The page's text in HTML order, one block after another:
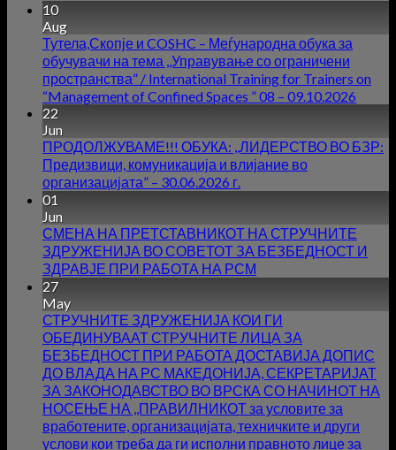
10
Aug
Тутела,Скопје и COSHC – Меѓународна обука за
обучувачи на тема ,,Управување со ограничени
пространства” / International Training for Trainers on
“Management of Confined Spaces ” 08 – 09.10.2026
22
Jun
ПРОДОЛЖУВАМЕ!!! ОБУКА: ,,ЛИДЕРСТВО ВО БЗР:
Предизвици, комуникација и влијание во
организацијата” – 30.06.2026 г.
01
Jun
СМЕНА НА ПРЕТСТАВНИКОТ НА СТРУЧНИТЕ
ЗДРУЖЕНИЈА ВО СОВЕТОТ ЗА БЕЗБЕДНОСТ И
ЗДРАВЈЕ ПРИ РАБОТА НА РСМ
27
May
СТРУЧНИТЕ ЗДРУЖЕНИЈА КОИ ГИ
ОБЕДИНУВААТ СТРУЧНИТЕ ЛИЦА ЗА
БЕЗБЕДНОСТ ПРИ РАБОТА ДОСТАВИЈА ДОПИС
ДО ВЛАДА НА РС МАКЕДОНИЈА, СЕКРЕТАРИЈАТ
ЗА ЗАКОНОДАВСТВО ВО ВРСКА СО НАЧИНОТ НА
НОСЕЊЕ НА ,,ПРАВИЛНИКОТ за условите за
вработените, организацијата, техничките и други
услови кои треба да ги исполни правното лице за